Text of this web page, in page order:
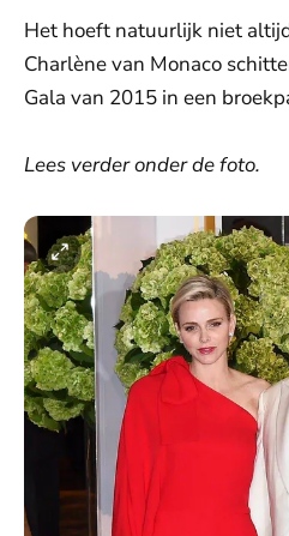
Het hoeft natuurlijk niet
Charlène van Monaco
Gala van 2015 in een
Lees verder onder de foto.